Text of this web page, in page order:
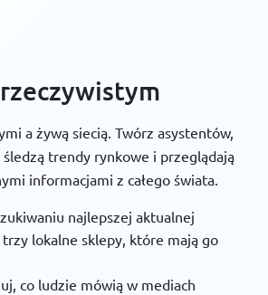
a żywą siecią. Twórz asystentów,
trendy rynkowe i przeglądają
informacjami z całego świata.
najlepszej aktualnej
lokalne sklepy, które mają go
co ludzie mówią w mediach